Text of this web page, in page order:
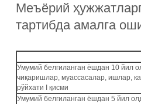
Меъёрий
тартибда амалга
Умумий белгиланган ёшдан 10 йил
чиқаришлар, муассасалар, ишлар,
рўйхати I қисми
Умумий белгиланган ёшдан 5 йил